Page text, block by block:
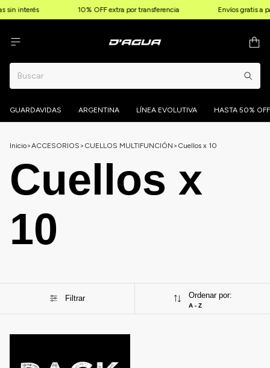
interés 10% OFF extra por transferencia Envíos gratis a
GUARDAVIDAS ARGENTINA LÍNEA EVOLUTIVA HASTA 50% OFF
Inicio>ACCESORIOS > CUELLOS MULTIFUNCIÓN > Cuellos x 10
Cuellos x
10
Filtrar Ordenar por:
A - Z